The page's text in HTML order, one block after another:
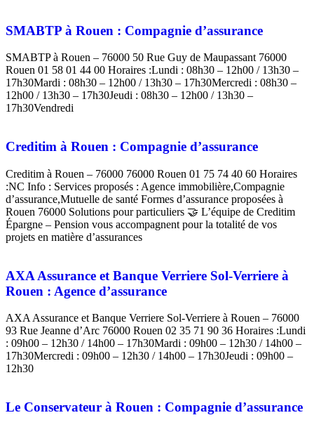
SMABTP à Rouen : Compagnie d’assurance
SMABTP à Rouen – 76000 50 Rue Guy de Maupassant 76000
Rouen 01 58 01 44 00 Horaires :Lundi : 08h30 – 12h00 / 13h30 –
17h30Mardi : 08h30 – 12h00 / 13h30 – 17h30Mercredi : 08h30 –
12h00 / 13h30 – 17h30Jeudi : 08h30 – 12h00 / 13h30 –
17h30Vendredi
Creditim à Rouen : Compagnie d’assurance
Creditim à Rouen – 76000 76000 Rouen 01 75 74 40 60 Horaires
:NC Info : Services proposés : Agence immobilière,Compagnie
d’assurance,Mutuelle de santé Formes d’assurance proposées à
Rouen 76000 Solutions pour particuliers 🤝 L’équipe de Creditim
Épargne – Pension vous accompagnent pour la totalité de vos
projets en matière d’assurances
AXA Assurance et Banque Verriere Sol-Verriere à
Rouen : Agence d’assurance
AXA Assurance et Banque Verriere Sol-Verriere à Rouen – 76000
93 Rue Jeanne d’Arc 76000 Rouen 02 35 71 90 36 Horaires :Lundi
: 09h00 – 12h30 / 14h00 – 17h30Mardi : 09h00 – 12h30 / 14h00 –
17h30Mercredi : 09h00 – 12h30 / 14h00 – 17h30Jeudi : 09h00 –
12h30
Le Conservateur à Rouen : Compagnie d’assurance